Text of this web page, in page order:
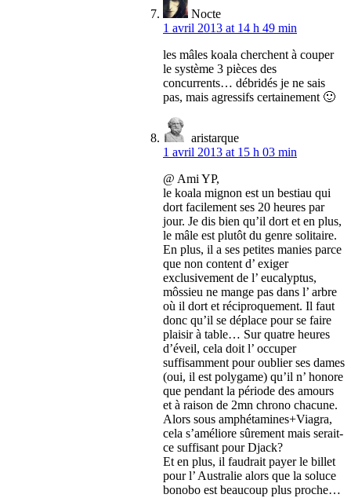
Nocte
1 avril 2013 at 14 h 49 min
les mâles koala cherchent à couper
le système 3 pièces des
concurrents… débridés je ne sais
pas, mais agressifs certainement 🙂
aristarque
1 avril 2013 at 15 h 03 min
@ Ami YP,
le koala mignon est un bestiau qui
dort facilement ses 20 heures par
jour. Je dis bien qu’il dort et en plus,
le mâle est plutôt du genre solitaire.
En plus, il a ses petites manies parce
que non content d’ exiger
exclusivement de l’ eucalyptus,
môssieu ne mange pas dans l’ arbre
où il dort et réciproquement. Il faut
donc qu’il se déplace pour se faire
plaisir à table… Sur quatre heures
d’éveil, cela doit l’ occuper
suffisamment pour oublier ses dames
(oui, il est polygame) qu’il n’ honore
que pendant la période des amours
et à raison de 2mn chrono chacune.
Alors sous amphétamines+Viagra,
cela s’améliore sûrement mais serait-
ce suffisant pour Djack?
Et en plus, il faudrait payer le billet
pour l’ Australie alors que la soluce
bonobo est beaucoup plus proche…